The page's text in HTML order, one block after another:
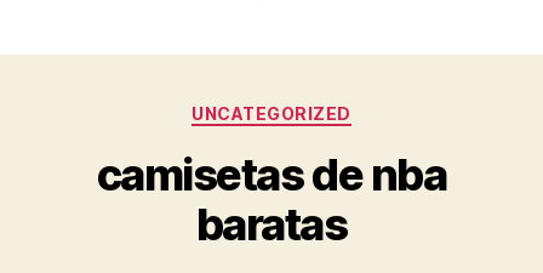
Categorías
UNCATEGORIZED
camisetas de nba
baratas